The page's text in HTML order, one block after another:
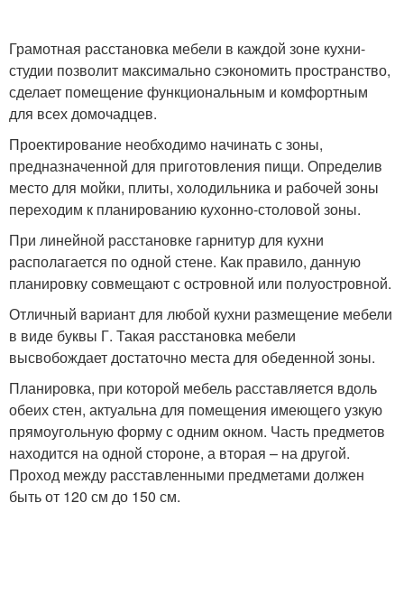
Грамотная расстановка мебели в каждой зоне кухни-
студии позволит максимально сэкономить пространство,
сделает помещение функциональным и комфортным
для всех домочадцев.
Проектирование необходимо начинать с зоны,
предназначенной для приготовления пищи. Определив
место для мойки, плиты, холодильника и рабочей зоны
переходим к планированию кухонно-столовой зоны.
При линейной расстановке гарнитур для кухни
располагается по одной стене. Как правило, данную
планировку совмещают с островной или полуостровной.
Отличный вариант для любой кухни размещение мебели
в виде буквы Г. Такая расстановка мебели
высвобождает достаточно места для обеденной зоны.
Планировка, при которой мебель расставляется вдоль
обеих стен, актуальна для помещения имеющего узкую
прямоугольную форму с одним окном. Часть предметов
находится на одной стороне, а вторая – на другой.
Проход между расставленными предметами должен
быть от 120 см до 150 см.